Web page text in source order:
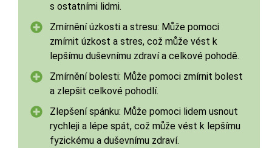
s ostatními lidmi.
Zmírnění úzkosti a stresu: Může pomoci
zmírnit úzkost a stres, což může vést k
lepšímu duševnímu zdraví a celkové pohodě.
Zmírnění bolesti: Může pomoci zmírnit bolest
a zlepšit celkové pohodlí.
Zlepšení spánku: Může pomoci lidem usnout
rychleji a lépe spát, což může vést k lepšímu
fyzickému a duševnímu zdraví.